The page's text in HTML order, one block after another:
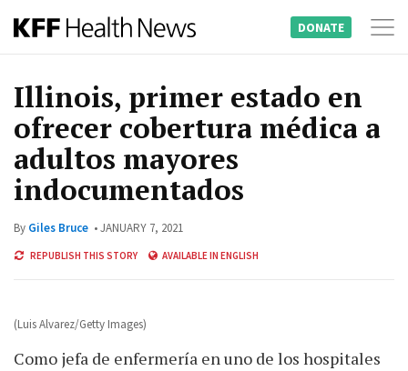
content
DONATE
Illinois, primer estado en
ofrecer cobertura médica a
adultos mayores
indocumentados
By Giles Bruce JANUARY 7, 2021
REPUBLISH THIS STORY AVAILABLE IN ENGLISH
(Luis Alvarez/Getty Images)
Como jefa de enfermería en uno de los hospitales